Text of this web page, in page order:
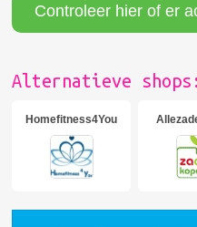
Controleer hier of er
Alternatieve shops:
Homefitness4You